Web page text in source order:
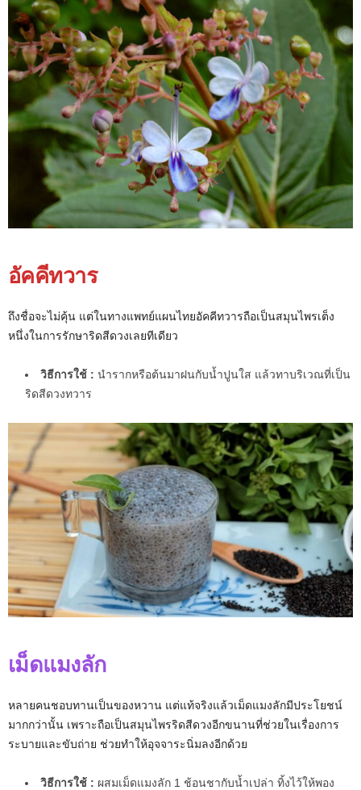
อัคคีทวาร
ถึงชื่อจะไม่คุ้น แต่ในทางแพทย์แผนไทยอัคคีทวารถือเป็นสมุนไพรเต็ง
หนึ่งในการรักษาริดสีดวงเลยทีเดียว
วิธีการใช้ : นำรากหรือต้นมาฝนกับน้ำปูนใส แล้วทาบริเวณที่เป็น
ริดสีดวงทวาร
เม็ดแมงลัก
หลายคนชอบทานเป็นของหวาน แต่แท้จริงแล้วเม็ดแมงลักมีประโยชน์
มากกว่านั้น เพราะถือเป็นสมุนไพรริดสีดวงอีกขนานที่ช่วยในเรื่องการ
ระบายและขับถ่าย ช่วยทำให้อุจจาระนิ่มลงอีกด้วย
วิธีการใช้ : ผสมเม็ดแมงลัก 1 ช้อนชากับน้ำเปล่า ทิ้งไว้ให้พอง